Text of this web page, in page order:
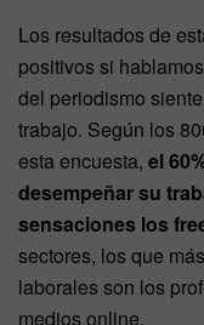
Los resultados de
positivos si
del periodismo
trabajo. Según los
esta encuesta, el
desempeñar su
sensaciones los
sectores, los que
laborales son los
medios online.